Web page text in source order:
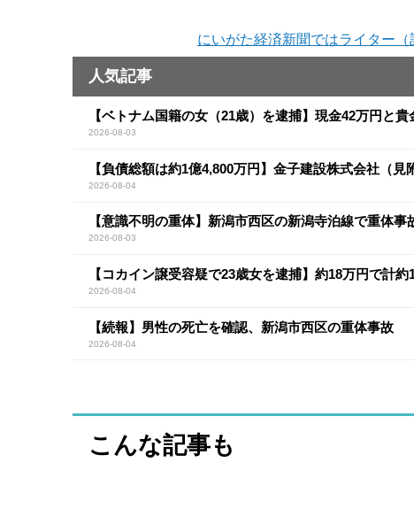
にいがた経済新聞ではライター
人気記事
【ベトナム国籍の女（21歳）を逮捕】現金42万円と
2026-08-03
【負債総額は約1億4,800万円】金子建設株式会社（見
2026-08-04
【意識不明の重体】新潟市西区の新潟寺泊線で重体
2026-08-03
【コカイン譲受容疑で23歳女を逮捕】約18万円で計
2026-08-04
【続報】男性の死亡を確認、新潟市西区の重体事故
2026-08-04
こんな記事も